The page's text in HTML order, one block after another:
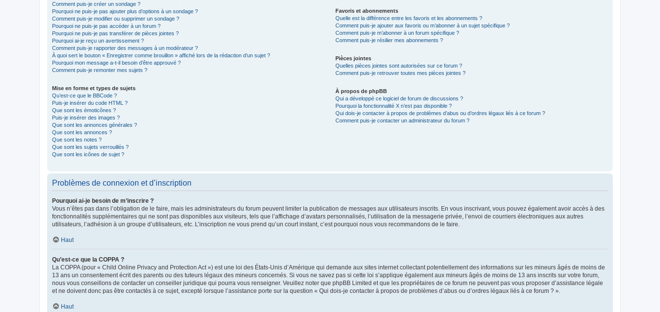
Comment puis-je créer un sondage ?
Pourquoi ne puis-je pas ajouter plus d’options à un sondage ?
Comment puis-je modifier ou supprimer un sondage ?
Pourquoi ne puis-je pas accéder à un forum ?
Pourquoi ne puis-je pas transférer de pièces jointes ?
Pourquoi ai-je reçu un avertissement ?
Comment puis-je rapporter des messages à un modérateur ?
À quoi sert le bouton « Enregistrer comme brouillon » affiché lors de la rédaction d’un sujet ?
Pourquoi mon message a-t-il besoin d’être approuvé ?
Comment puis-je remonter mes sujets ?
Mise en forme et types de sujets
Qu’est-ce que le BBCode ?
Puis-je insérer du code HTML ?
Que sont les émoticônes ?
Puis-je insérer des images ?
Que sont les annonces générales ?
Que sont les annonces ?
Que sont les notes ?
Que sont les sujets verrouillés ?
Que sont les icônes de sujet ?
Favoris et abonnements
Quelle est la différence entre les favoris et les abonnements ?
Comment puis-je ajouter aux favoris ou m’abonner à un sujet spécifique ?
Comment puis-je m’abonner à un forum spécifique ?
Comment puis-je résilier mes abonnements ?
Pièces jointes
Quelles pièces jointes sont autorisées sur ce forum ?
Comment puis-je retrouver toutes mes pièces jointes ?
À propos de phpBB
Qui a développé ce logiciel de forum de discussions ?
Pourquoi la fonctionnalité X n’est pas disponible ?
Qui dois-je contacter à propos de problèmes d’abus ou d’ordres légaux liés à ce forum ?
Comment puis-je contacter un administrateur du forum ?
Problèmes de connexion et d’inscription
Pourquoi ai-je besoin de m’inscrire ?
Vous n’êtes pas dans l’obligation de le faire, mais les administrateurs du forum peuvent limiter la publication de messages aux utilisateurs inscrits. En vous inscrivant, vous pouvez également avoir accès à des
fonctionnalités supplémentaires qui ne sont pas disponibles aux visiteurs, tels que l’affichage d’avatars personnalisés, l’utilisation de la messagerie privée, l’envoi de courriers électroniques aux autres
utilisateurs, l’adhésion à un groupe d’utilisateurs, etc. L’inscription ne vous prend qu’un court instant, c’est pourquoi nous vous recommandons de le faire.
Haut
Qu’est-ce que la COPPA ?
La COPPA (pour « Child Online Privacy and Protection Act ») est une loi des États-Unis d’Amérique qui demande aux sites internet collectant potentiellement des informations sur les mineurs âgés de moins de
13 ans un consentement écrit des parents ou des tuteurs légaux des mineurs concernés. Si vous ne savez pas si cette loi s’applique également aux mineurs âgés de moins de 13 ans inscrits sur votre forum,
nous vous conseillons de contacter un conseiller juridique qui pourra vous renseigner. Veuillez noter que phpBB Limited et que les propriétaires de ce forum ne peuvent pas vous proposer d’assistance légale
et ne doivent donc pas être contactés à ce sujet, excepté lorsque l’assistance porte sur la question « Qui dois-je contacter à propos de problèmes d’abus ou d’ordres légaux liés à ce forum ? ».
Haut